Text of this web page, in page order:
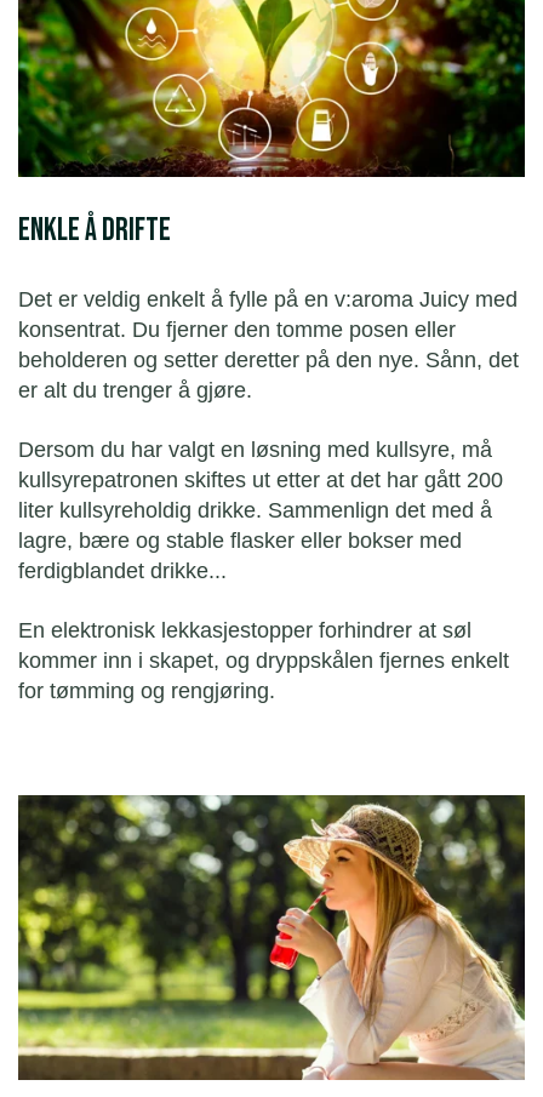
enkle å drifte
Det er veldig enkelt å fylle på en v:aroma Juicy med
konsentrat. Du fjerner den tomme posen eller
beholderen og setter deretter på den nye. Sånn, det
er alt du trenger å gjøre.
Dersom du har valgt en løsning med kullsyre, må
kullsyrepatronen skiftes ut etter at det har gått 200
liter kullsyreholdig drikke. Sammenlign det med å
lagre, bære og stable flasker eller bokser med
ferdigblandet drikke...
En elektronisk lekkasjestopper forhindrer at søl
kommer inn i skapet, og dryppskålen fjernes enkelt
for tømming og rengjøring.